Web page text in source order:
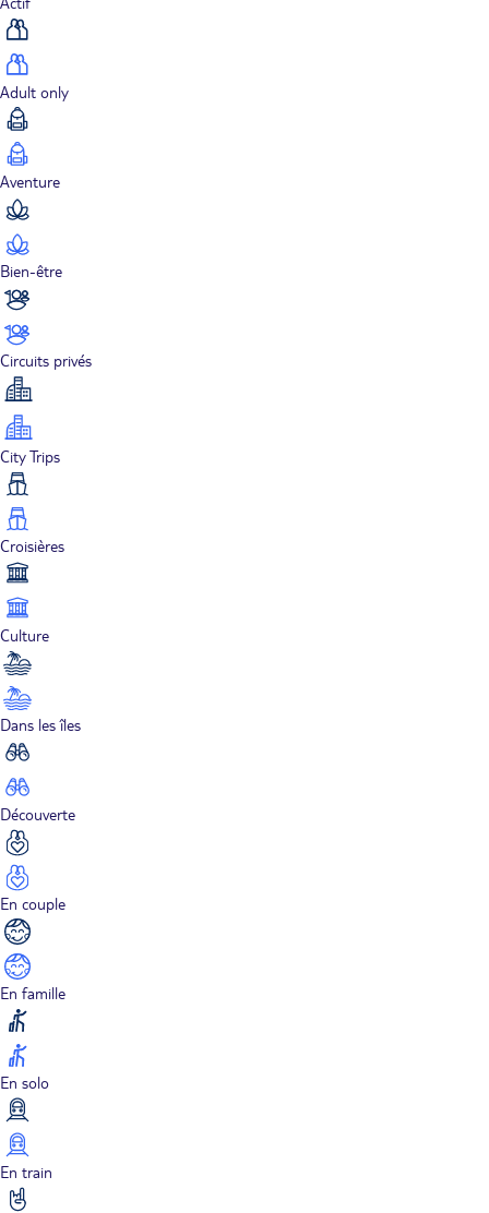
Adult only
Aventure
Bien-être
Circuits privés
City Trips
Croisières
Culture
Dans les îles
Découverte
En couple
En famille
En solo
En train